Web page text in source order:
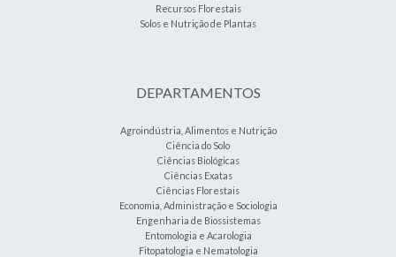
Recursos Florestais
Solos e Nutrição de Plantas
DEPARTAMENTOS
Agroindústria, Alimentos e Nutrição
Ciência do Solo
Ciências Biológicas
Ciências Exatas
Ciências Florestais
Economia, Administração e Sociologia
Engenharia de Biossistemas
Entomologia e Acarologia
Fitopatologia e Nematologia